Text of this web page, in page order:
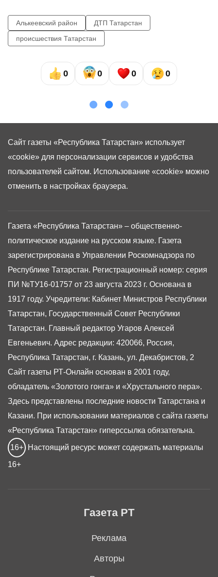
Алькеевский район
ДТП Татарстан
происшествия Татарстан
0 0 0 0
Газета РТ
Реклама
Авторы
Газета «Республика Татарстан» – общественно-
политическое издание на русском языке. Газета
зарегистрирована в Управлении Роскомнадзора по
Республике Татарстан. Регистрационный номер: серия
ПИ №ТУ16-01757 от 23 августа 2023 г. Основана в
1917 году. Учредители: Кабинет Министров Республики
Татарстан, Государственный Совет Республики
Татарстан. Главный редактор Угаров Алексей
Евгеньевич. Адрес редакции: 420066, Россия,
Республика Татарстан, г. Казань, ул. Декабристов, 2
Сайт газеты РТ-Онлайн основан в 2001 году,
обладатель «Золотого гонга» и «Хрустального пера».
Здесь представлены последние новости Татарстана и
Казани. При использовании материалов с сайта газеты
«Республика Татарстан» гиперссылка обязательна.
16+ Настоящий ресурс может содержать материалы
16+
Сайт газеты «Республика Татарстан» использует
«cookie» для персонализации сервисов и удобства
пользователей сайтом. Использование «cookie» можно
отменить в настройках браузера.